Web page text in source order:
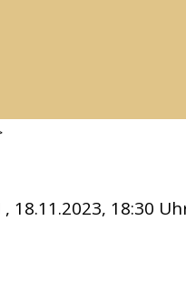
18.11.2023, 18:30